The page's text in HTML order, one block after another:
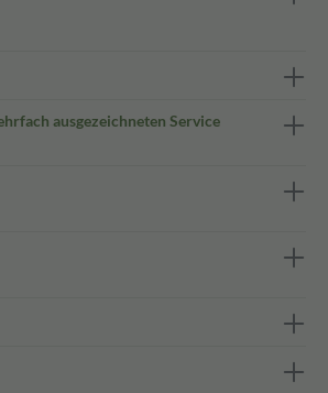
ausgezeichneten Service